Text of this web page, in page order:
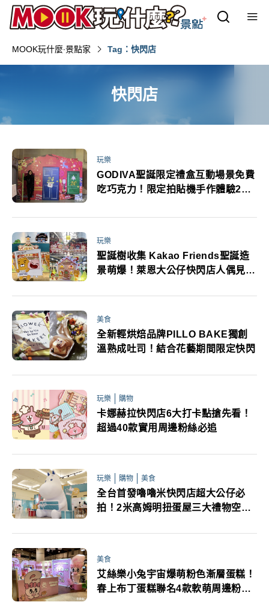
MOOK玩什麼‧景點家 Tag：快閃店
快閃店
玩樂
GODIVA聖誕限定禮盒互動場景免費
吃巧克力！限定拍貼機手作體驗2日
玩樂
聖誕樹收集 Kakao Friends聖誕造
景萌爆！萊恩大公仔快閃店人偶見面
美食
全新輕烘焙品牌PILLO BAKE獨創
溫熟成吐司！結合花藝期間限定快閃
玩樂 購物
卡娜赫拉快閃店6大打卡點搶先看！
超過40款實用周邊粉絲必追
玩樂 購物 美食
全台首發嚕嚕米快閃店超大公仔必
拍！2米高姆明扭蛋屋三大禮物空間
美食
艾絲樂小兔宇宙爆萌粉色漸層蛋糕！
春上布丁蛋糕聯名4款軟萌周邊粉紅